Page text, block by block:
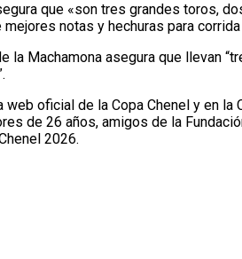
que «son tres grandes toros,
notas y hechuras para
la Machamona asegura que llevan
oficial de la Copa Chenel y en
de 26 años, amigos de la
2026.